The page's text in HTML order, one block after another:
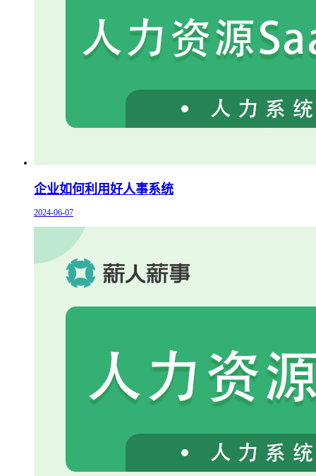
企业如何利用好人事系统
2024-06-07